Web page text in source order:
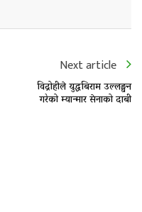
Next article
विद्रोहीले युद्धबिराम उल्लङ्घन
गरेको म्यान्मार सेनाको दाबी